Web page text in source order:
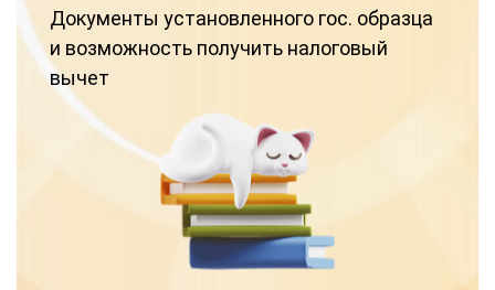
Документы установленного гос. образца
и возможность получить налоговый
вычет